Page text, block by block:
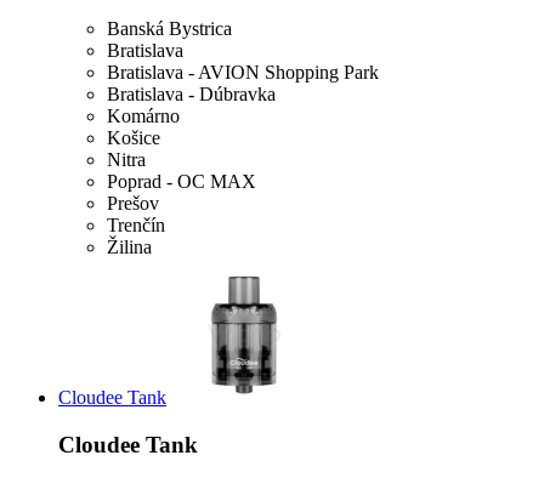
Banská Bystrica
Bratislava
Bratislava - AVION Shopping Park
Bratislava - Dúbravka
Komárno
Košice
Nitra
Poprad - OC MAX
Prešov
Trenčín
Žilina
Cloudee Tank
Cloudee Tank